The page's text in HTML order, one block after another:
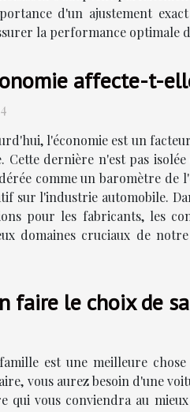
d'un ajustement
la performance optimale
affecte-t-
l'économie est un
Cette dernière n'est pas
comme un baromètre de
sur l'industrie automobile.
pour les fabricants, les
cruciaux de
faire le choix de
est une meilleure
vous aurez besoin d'une
qui vous conviendra au